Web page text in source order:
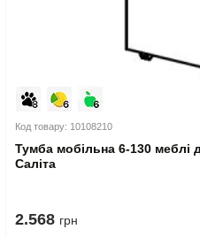
Код товару: 10108210
Тумба мобільна 6-130 меблі
Саліта
2.568 грн